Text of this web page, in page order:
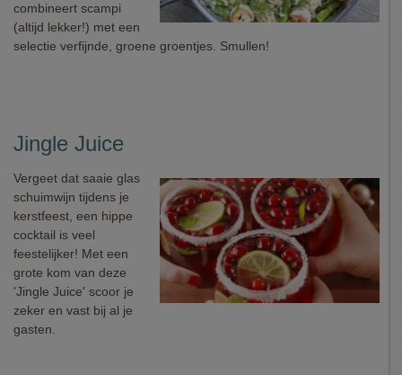
combineert scampi
(altijd lekker!) met een
selectie verfijnde, groene groentjes. Smullen!
Jingle Juice
Vergeet dat saaie glas
schuimwijn tijdens je
kerstfeest, een hippe
cocktail is veel
feestelijker! Met een
grote kom van deze
'Jingle Juice' scoor je
zeker en vast bij al je
gasten.